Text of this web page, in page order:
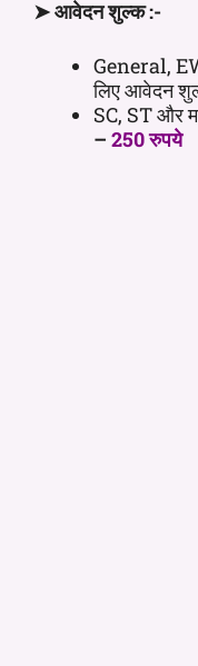
➤ आवेदन शुल्क :-
General,
लिए आवेदन
SC, ST और
– 250 रुपये